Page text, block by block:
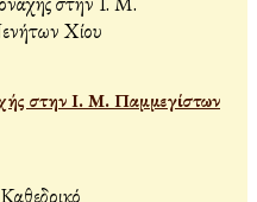
στην Ι. Μ. Παμμεγίστων